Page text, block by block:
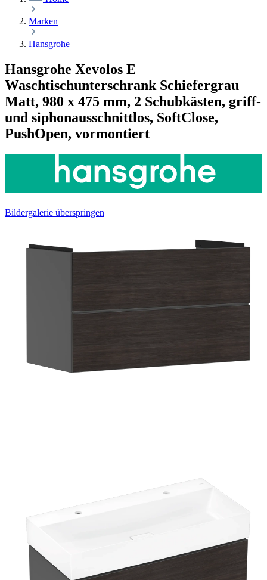
Marken
Hansgrohe
Hansgrohe Xevolos E
Waschtischunterschrank Schiefergrau
Matt, 980 x 475 mm, 2 Schubkästen, griff-
und siphonausschnittlos, SoftClose,
PushOpen, vormontiert
Bildergalerie überspringen